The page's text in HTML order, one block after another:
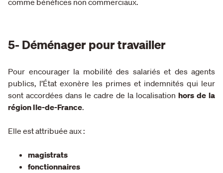
comme bénéfices non commerciaux.
5- Déménager pour travailler
Pour encourager la mobilité des salariés et des agents
publics, l’État exonère les primes et indemnités qui leur
sont accordées dans le cadre de la localisation hors de la
région Ile-de-France.
Elle est attribuée aux :
magistrats
fonctionnaires